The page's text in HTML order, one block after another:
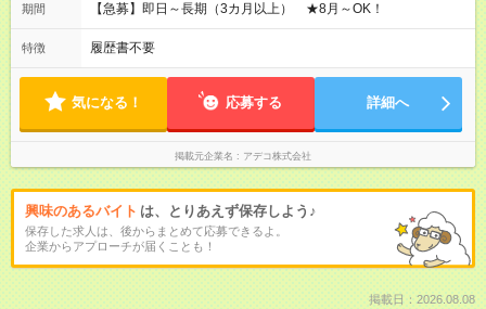
期間 【急募】即日～長期（3カ月以上） ★8月～OK！
特徴 履歴書不要
気になる！ 応募する 詳細へ
掲載元企業名 アデコ株式会社
興味のあるバイト は、とりあえず保存しよう♪
保存した求人は、後からまとめて応募できるよ。
企業からアプローチが届くことも！
掲載日：2026.08.08